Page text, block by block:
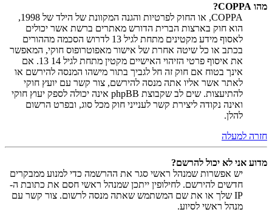
מהו COPPA?
COPPA, או החוק לפרטיות והגנה המקוונת של הילד של 1998,
הוא חוק בארצות הברית הדורש מאתרים ברשת אשר יכולים
לאסוף מידע מקטינים מתחת לגיל 13 לדרוש הסכמה מההורים
בכתב או כל שיטה אחרת של אישור מאפוטרופוס חוקי, המאפשר
את איסוף פרטי הזיהוי האישיים מקטין מתחת לגיל 14 13. אם
אינך בטוח אם חוק זה חל לגביך בתור מישהו המנסה להירשם או
לאתר אשר אליו אתה מנסה להירשם, צור קשר עם יועץ חוקי
להתיעצות. שים לב שקבוצת phpBB אינה יכולה לספק יעוץ חוקי
ואינה נקודה ליצירת קשר לענייני חוק מכל סוג, ובפרט הרשום
להלן.
חזרה למעלה
מדוע אני לא יכול להרשם?
יש אפשרות שמנהל ראשי סגר את ההרשמה כדי למנוע ממבקרים
חדשים להירשם. לחילופין ייתכן שמנהל ראשי חסם את כתובת ה-
IP שלך או את שם המשתמש שאתה מנסה לרשום. צור קשר עם
מנהל ראשי לסיוע.